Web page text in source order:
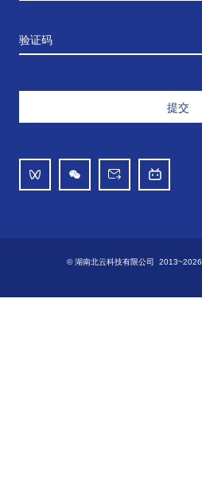
验证码
提交
© 湖南北云科技有限公司 2013~2026